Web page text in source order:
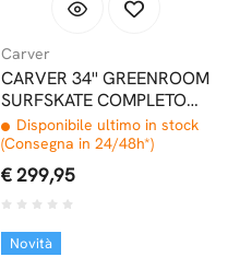
Carver
CARVER 34'' GREENROOM
SURFSKATE COMPLETO
CX / C7
Disponibile ultimo in stock
(Consegna in 24/48h*)
€ 299,95
Novità